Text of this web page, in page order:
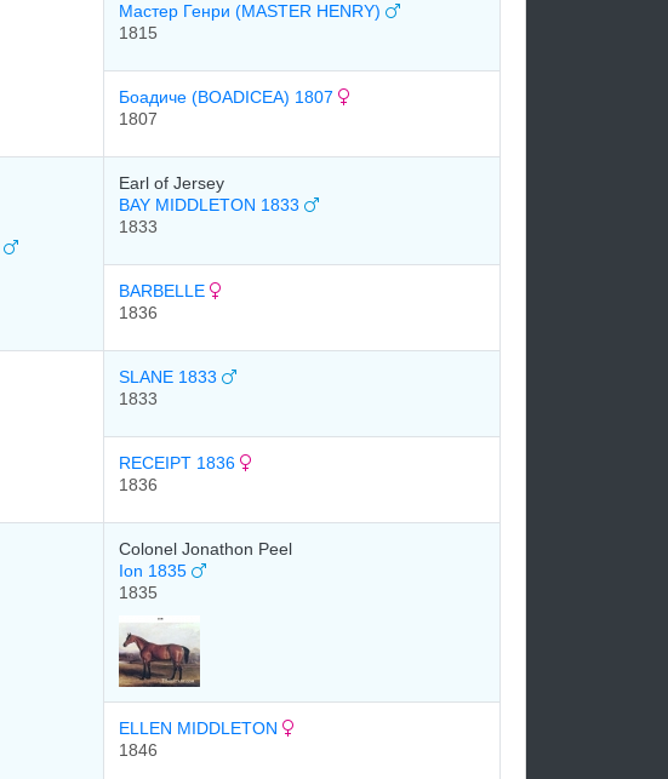
Мастер Генри (MASTER HENRY)
1815
Боадиче (BOADICEA) 1807
1807
Earl of Jersey
BAY MIDDLETON 1833
1833
BARBELLE
1836
SLANE 1833
1833
RECEIPT 1836
1836
Colonel Jonathon Peel
Ion 1835
1835
ELLEN MIDDLETON
1846